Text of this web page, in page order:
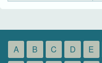
A B C D E